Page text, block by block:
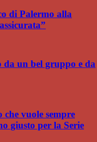
di Palermo alla
un bel gruppo e da
vuole sempre
giusto per la Serie